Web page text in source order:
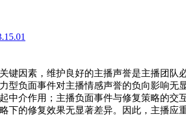
键因素，维护良好的主播声誉是主播团
型负面事件对主播情感声誉的负向影响
中介作用；主播负面事件与修复策略的
下的修复效果无显著差异。因此，主播